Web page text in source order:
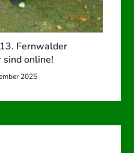
Fernwalder
online!
2025